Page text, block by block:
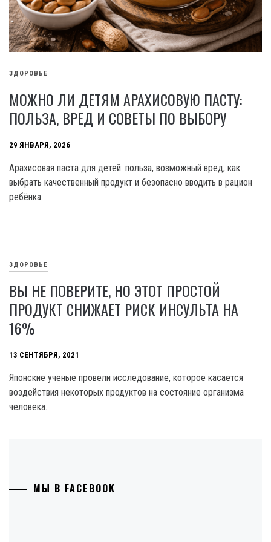
ЗДОРОВЬЕ
МОЖНО ЛИ ДЕТЯМ АРАХИСОВУЮ ПАСТУ:
ПОЛЬЗА, ВРЕД И СОВЕТЫ ПО ВЫБОРУ
29 ЯНВАРЯ, 2026
Арахисовая паста для детей: польза, возможный вред, как
выбрать качественный продукт и безопасно вводить в рацион
ребёнка.
ЗДОРОВЬЕ
ВЫ НЕ ПОВЕРИТЕ, НО ЭТОТ ПРОСТОЙ
ПРОДУКТ СНИЖАЕТ РИСК ИНСУЛЬТА НА
16%
13 СЕНТЯБРЯ, 2021
Японские ученые провели исследование, которое касается
воздействия некоторых продуктов на состояние организма
человека.
МЫ В FACEBOOK